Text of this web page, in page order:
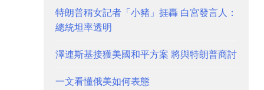
特朗普稱女記者「小豬」捱轟 白宮發言人：
總統坦率透明
澤連斯基接獲美國和平方案 將與特朗普商討
一文看懂俄美如何表態